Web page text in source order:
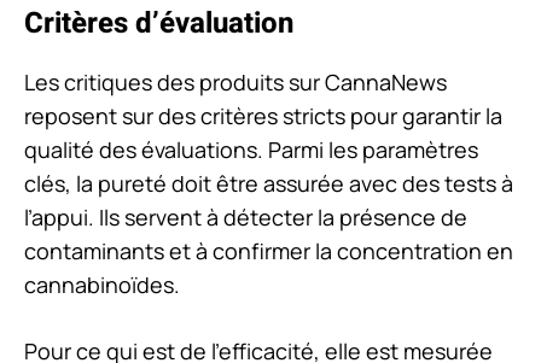
Critères d’évaluation
Les critiques des produits sur CannaNews
reposent sur des critères stricts pour garantir la
qualité des évaluations. Parmi les paramètres
clés, la pureté doit être assurée avec des tests à
l’appui. Ils servent à détecter la présence de
contaminants et à confirmer la concentration en
cannabinoïdes.
Pour ce qui est de l’efficacité, elle est mesurée